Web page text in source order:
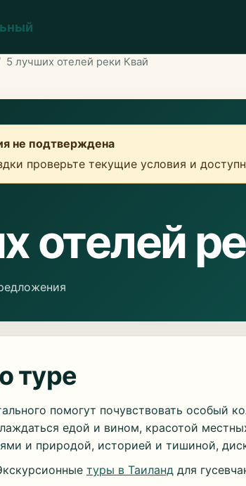
5 лучших отелей реки Квай
не подтверждена
проверьте текущие условия и
отелей
туре
помогут почувствовать особый
едой и вином, красотой
и природой, историей и тишиной,
туры в Таиланд для